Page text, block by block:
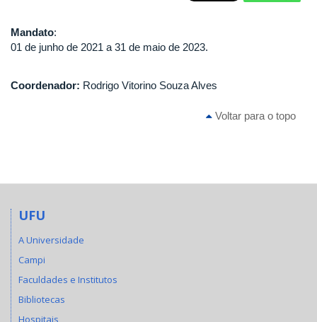
Mandato:
01 de junho de 2021 a 31 de maio de 2023.
Coordenador: Rodrigo Vitorino Souza Alves
Voltar para o topo
UFU
A Universidade
Campi
Faculdades e Institutos
Bibliotecas
Hospitais